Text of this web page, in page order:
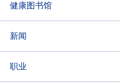
健康图书馆
新闻
职业